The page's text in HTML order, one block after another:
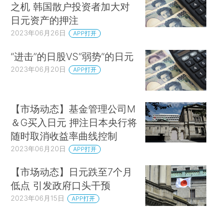
之机 韩国散户投资者加大对
日元资产的押注
2023年06月26日 APP打开
“进击”的日股VS“弱势”的日元
2023年06月20日 APP打开
【市场动态】基金管理公司M
＆G买入日元 押注日本央行将
随时取消收益率曲线控制
2023年06月20日 APP打开
【市场动态】日元跌至7个月
低点 引发政府口头干预
2023年06月15日 APP打开